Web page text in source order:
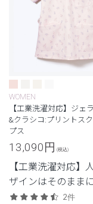
WOMEN
【工業洗濯対応】ジェ
&クラシコ:プリントス
プス
13,090円 (税込)
【工業洗濯対応】
ザインはそのまま
性を兼ね備えたモデ
2件